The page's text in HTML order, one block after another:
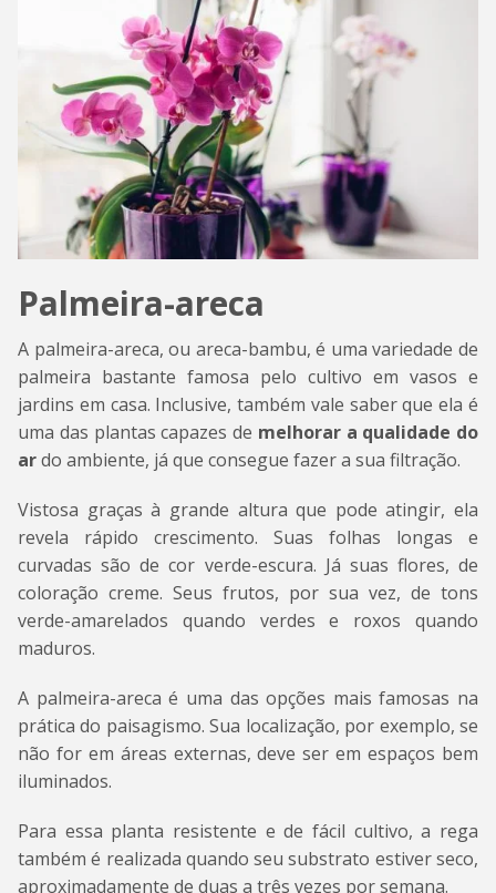
Palmeira-areca
A palmeira-areca, ou areca-bambu, é uma variedade de
palmeira bastante famosa pelo cultivo em vasos e
jardins em casa. Inclusive, também vale saber que ela é
uma das plantas capazes de melhorar a qualidade do
ardo ambiente, já que consegue fazer a sua filtração.
Vistosa graças à grande altura que pode atingir, ela
revela rápido crescimento. Suas folhas longas e
curvadas são de cor verde-escura. Já suas flores, de
coloração creme. Seus frutos, por sua vez, de tons
verde-amarelados quando verdes e roxos quando
maduros.
A palmeira-areca é uma das opções mais famosas na
prática do paisagismo. Sua localização, por exemplo, se
não for em áreas externas, deve ser em espaços bem
iluminados.
Para essa planta resistente e de fácil cultivo, a rega
também é realizada quando seu substrato estiver seco,
aproximadamente de duas a três vezes por semana.